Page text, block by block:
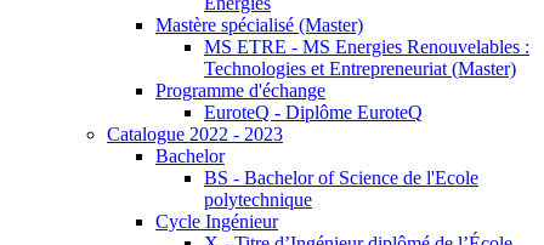
Mastère spécialisé (Master)
MS ETRE - MS Energies Renouvelables :
Technologies et Entrepreneuriat (Master)
Programme d'échange
EuroteQ - Diplôme EuroteQ
Catalogue 2022 - 2023
Bachelor
BS - Bachelor of Science de l'Ecole
polytechnique
Cycle Ingénieur